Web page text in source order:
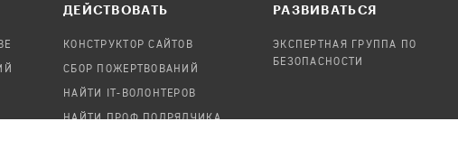
ДЕЙСТВОВАТЬ
КОНСТРУКТОР САЙТОВ
СБОР ПОЖЕРТВОВАНИЙ
НАЙТИ IT-ВОЛОНТЕРОВ
НАЙТИ ПРОФ.ПОДРЯДЧИКА
РАЗВИВАТЬСЯ
ЭКСПЕРТНАЯ ГРУППА ПО
БЕЗОПАСНОСТИ